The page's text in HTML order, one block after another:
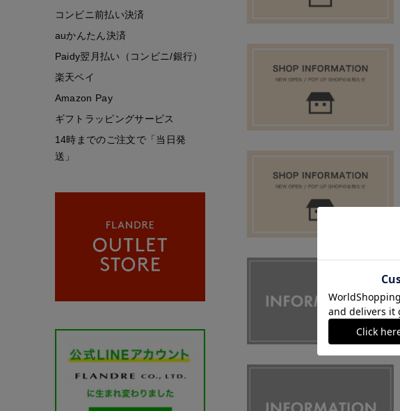
コンビニ前払い決済
auかんたん決済
Paidy翌月払い（コンビニ/銀行）
楽天ペイ
Amazon Pay
ギフトラッピングサービス
14時までのご注文で「当日発
送」